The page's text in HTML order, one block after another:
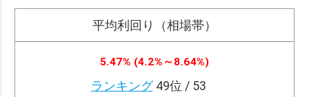
平均利回り（相場帯）
5.47% (4.2%～8.64%)
ランキング49位 / 53